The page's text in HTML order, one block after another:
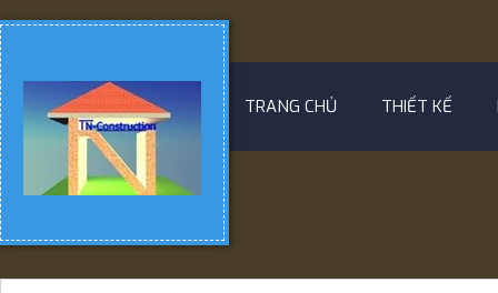
TRANG CHỦ THIẾT KẾ